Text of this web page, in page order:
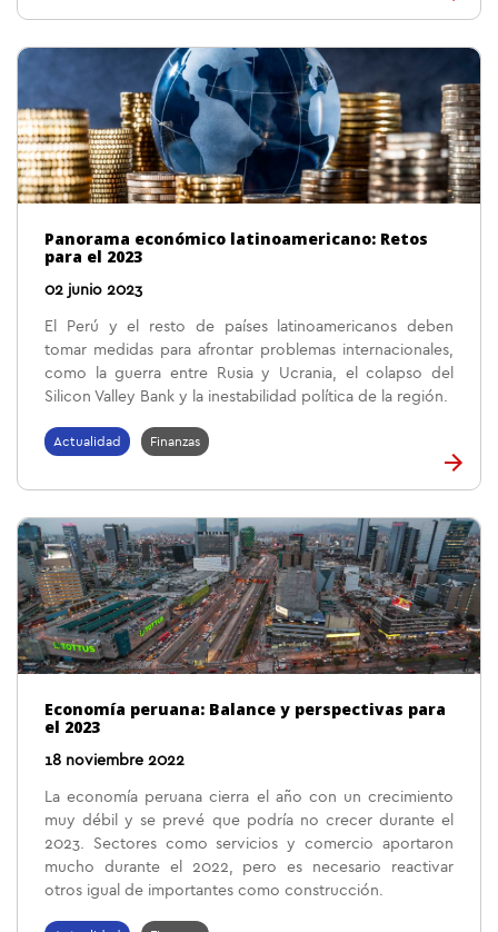
Panorama económico latinoamericano: Retos
para el 2023
02 junio 2023
El Perú y el resto de países latinoamericanos deben
tomar medidas para afrontar problemas internacionales,
como la guerra entre Rusia y Ucrania, el colapso del
Silicon Valley Bank y la inestabilidad política de la región.
Actualidad Finanzas
Economía peruana: Balance y perspectivas para
el 2023
18 noviembre 2022
La economía peruana cierra el año con un crecimiento
muy débil y se prevé que podría no crecer durante el
2023. Sectores como servicios y comercio aportaron
mucho durante el 2022, pero es necesario reactivar
otros igual de importantes como construcción.